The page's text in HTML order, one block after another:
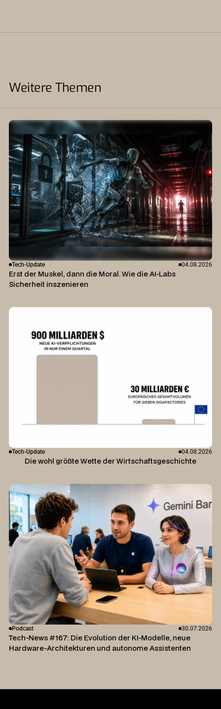
Weitere Themen
Tech-Update 04.08.2026
Erst der Muskel, dann die Moral. Wie die AI-Labs
Sicherheit inszenieren
Tech-Update 04.08.2026
Die wohl größte Wette der Wirtschaftsgeschichte
Podcast 30.07.2026
Tech-News #167: Die Evolution der KI-Modelle, neue
Hardware-Architekturen und autonome Assistenten